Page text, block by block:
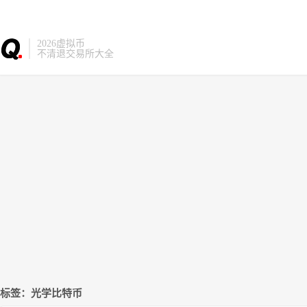
2026虚拟币
不清退交易所大全
标签：光学比特币